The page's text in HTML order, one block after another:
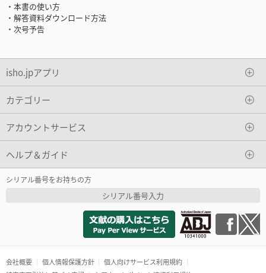
・本書の使い方
・解答資料ダウンロード方法
・次号予告
isho.jpアプリ
カテゴリー
アカウントサービス
ヘルプ＆ガイド
シリアル番号をお持ちの方
シリアル番号入力
会社概要 個人情報保護方針
個人向けサービス利用規約